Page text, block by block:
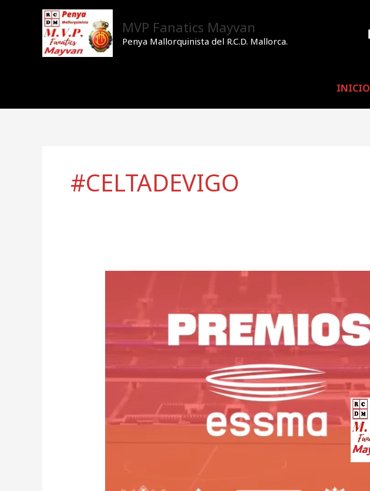
contenido
MVP Fanatics Mayvan
Penya Mallorquinista del R.C.D. Mallorca.
INICIO
#CELTADEVIGO
European
Stadium
Management
Association